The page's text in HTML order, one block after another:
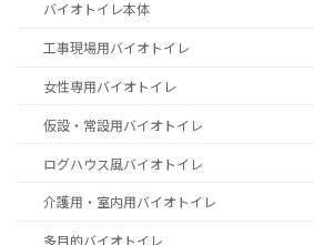
バイオトイレ本体
工事現場用バイオトイレ
女性専用バイオトイレ
仮設・常設用バイオトイレ
ログハウス風バイオトイレ
介護用・室内用バイオトイレ
多目的バイオトイレ